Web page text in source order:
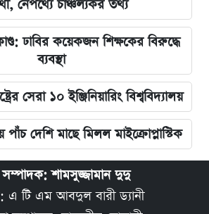
নেপথ্যে চাঞ্চল্যকর তথ্য
ঢাবির কয়েকজন শিক্ষকের বিরুদ্ধে
ব্যবস্থা
সেরা ১০ ইঞ্জিনিয়ারিং বিশ্ববিদ্যালয়
দেশি মাছে মিলল মাইক্রোপ্লাস্টিক
সম্পাদক: শামসুজ্জামান দুদু
এ টি এম আবদুল বারী ড্যানী